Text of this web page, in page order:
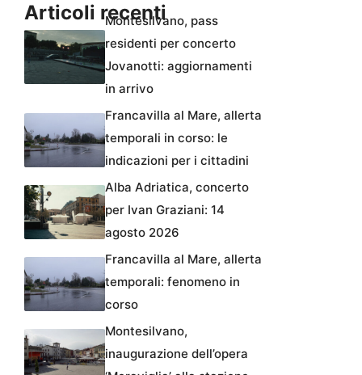
Articoli recenti
Montesilvano, pass
residenti per concerto
Jovanotti: aggiornamenti
in arrivo
Francavilla al Mare, allerta
temporali in corso: le
indicazioni per i cittadini
Alba Adriatica, concerto
per Ivan Graziani: 14
agosto 2026
Francavilla al Mare, allerta
temporali: fenomeno in
corso
Montesilvano,
inaugurazione dell’opera